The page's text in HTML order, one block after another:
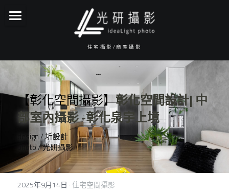
住宅攝影/商空攝影
攝影服務項目
報價資訊
作品集
常見Q&A
服務流程
Facebook
【彰化空間攝影】彰化空間設計| 中
部室內攝影 -彰化泉宇上境
design / 圻設計
photo / 光研攝影
2025年9月14日 · 住宅空間攝影